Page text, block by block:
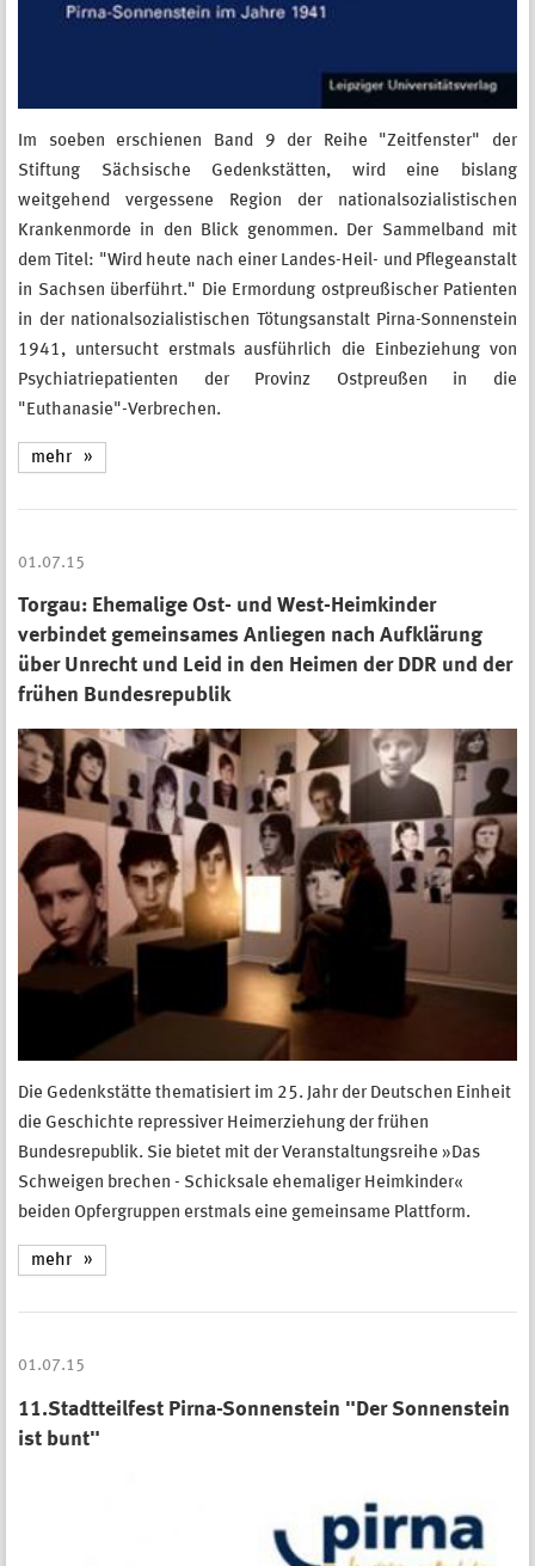
Im soeben erschienen Band 9 der Reihe "Zeitfenster" der
Stiftung Sächsische Gedenkstätten, wird eine bislang
weitgehend vergessene Region der nationalsozialistischen
Krankenmorde in den Blick genommen. Der Sammelband mit
dem Titel: "Wird heute nach einer Landes-Heil- und Pflegeanstalt
in Sachsen überführt." Die Ermordung ostpreußischer Patienten
in der nationalsozialistischen Tötungsanstalt Pirna-Sonnenstein
1941, untersucht erstmals ausführlich die Einbeziehung von
Psychiatriepatienten der Provinz Ostpreußen in die
"Euthanasie"-Verbrechen.
mehr
01.07.15
Torgau: Ehemalige Ost- und West-Heimkinder
verbindet gemeinsames Anliegen nach Aufklärung
über Unrecht und Leid in den Heimen der DDR und der
frühen Bundesrepublik
Die Gedenkstätte thematisiert im 25. Jahr der Deutschen Einheit
die Geschichte repressiver Heimerziehung der frühen
Bundesrepublik. Sie bietet mit der Veranstaltungsreihe »Das
Schweigen brechen - Schicksale ehemaliger Heimkinder«
beiden Opfergruppen erstmals eine gemeinsame Plattform.
mehr
01.07.15
11.Stadtteilfest Pirna-Sonnenstein "Der Sonnenstein
ist bunt"